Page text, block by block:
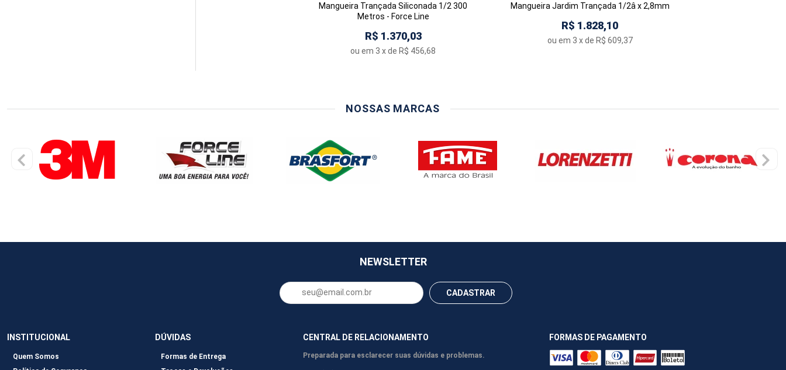
Mangueira Trançada Siliconada 1/2 300
Metros - Force Line
R$ 1.370,03
ou em 3 x de R$ 456,68
Mangueira Jardim Trançada 1/2â x 2,8mm
R$ 1.828,10
ou em 3 x de R$ 609,37
NOSSAS MARCAS
NEWSLETTER
CADASTRAR
INSTITUCIONAL
Quem Somos
DÚVIDAS
Formas de Entrega
CENTRAL DE RELACIONAMENTO
Preparada para esclarecer suas dúvidas e problemas.
FORMAS DE PAGAMENTO